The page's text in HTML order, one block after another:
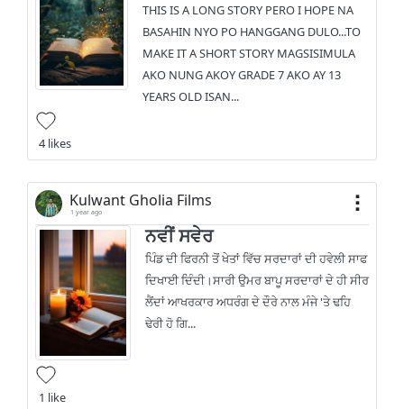
THIS IS A LONG STORY PERO I HOPE NA
BASAHIN NYO PO HANGGANG DULO...TO
MAKE IT A SHORT STORY MAGSISIMULA
AKO NUNG AKOY GRADE 7 AKO AY 13
YEARS OLD ISAN...
4 likes
Kulwant Gholia Films
1 year ago
ਨਵੀਂ ਸਵੇਰ
ਪਿੰਡ ਦੀ ਫਿਰਨੀ ਤੋਂ ਖੇਤਾਂ ਵਿੱਚ ਸਰਦਾਰਾਂ ਦੀ ਹਵੇਲੀ ਸਾਫ
ਦਿਖਾਈ ਦਿੰਦੀ।ਸਾਰੀ ਉਮਰ ਬਾਪੂ ਸਰਦਾਰਾਂ ਦੇ ਹੀ ਸੀਰ
ਲੈਂਦਾਂ ਆਖਰਕਾਰ ਅਧਰੰਗ ਦੇ ਦੌਰੇ ਨਾਲ ਮੰਜੇ 'ਤੇ ਢਹਿ
ਢੇਰੀ ਹੋ ਗਿ...
1 like